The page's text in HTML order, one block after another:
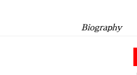
Biography